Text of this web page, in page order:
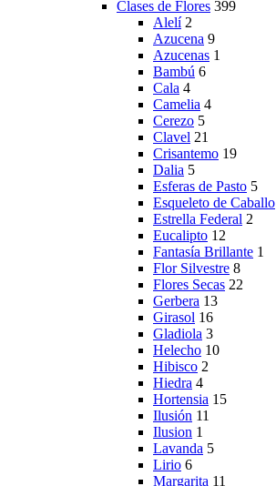
Clases de Flores 399
Alelí 2
Azucena 9
Azucenas 1
Bambú 6
Cala 4
Camelia 4
Cerezo 5
Clavel 21
Crisantemo 19
Dalia 5
Esferas de Pasto 5
Esqueleto de Caballo
Estrella Federal 2
Eucalipto 12
Fantasía Brillante 1
Flor Silvestre 8
Flores Secas 22
Gerbera 13
Girasol 16
Gladiola 3
Helecho 10
Hibisco 2
Hiedra 4
Hortensia 15
Ilusión 11
Ilusion 1
Lavanda 5
Lirio 6
Margarita 11